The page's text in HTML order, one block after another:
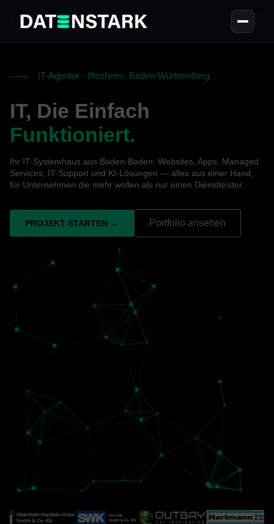
IT-Agentur · Iffezheim, Baden-Württemberg
IT, Die Einfach
Funktioniert.
Ihr IT-Systemhaus aus Baden-Baden: Websites, Apps, Managed
Services, IT-Support und KI-Lösungen — alles aus einer Hand,
für Unternehmen die mehr wollen als nur einen Dienstleister.
PROJEKT STARTEN → Portfolio ansehen